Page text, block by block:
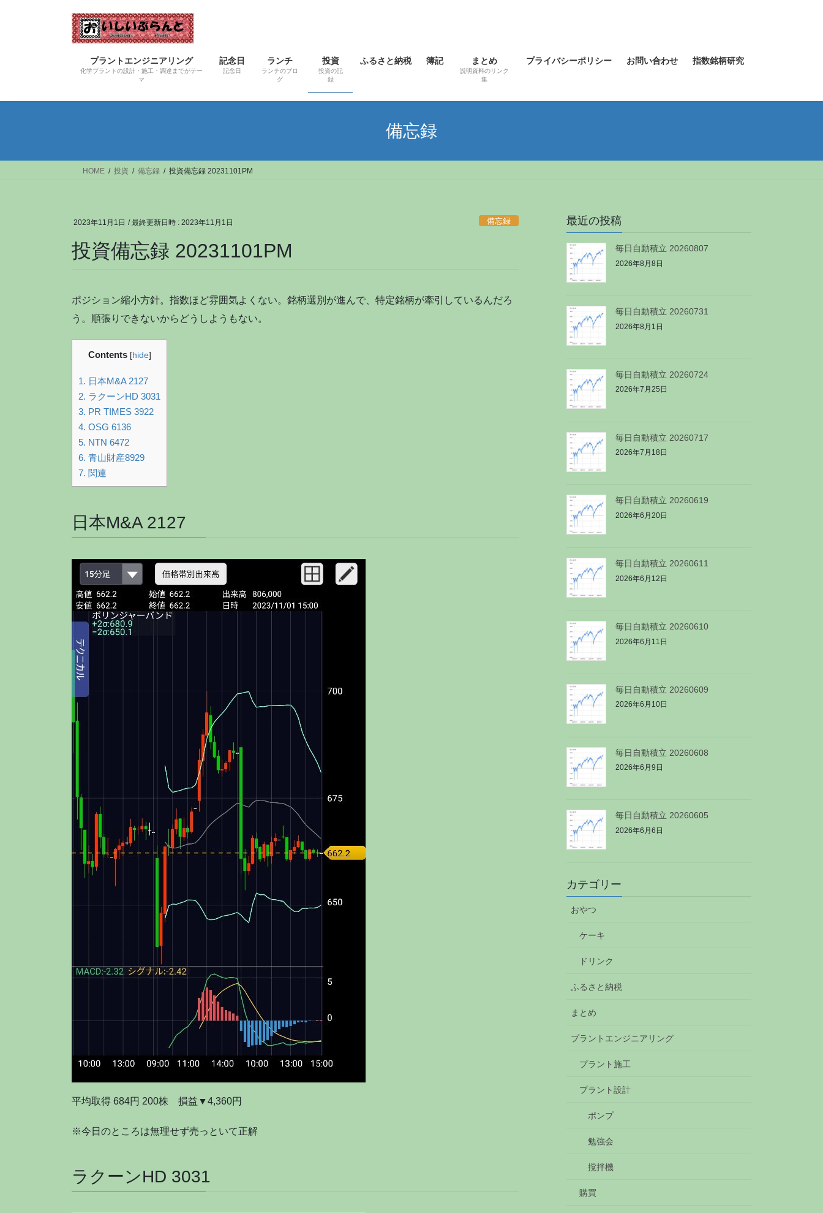
プラントエンジニアリング
化学プラントの設計・施工・調達までがテー
マ
記念日
記念日
ランチ
ランチのブロ
グ
投資
投資の記
録
ふるさと納税 簿記 まとめ
説明資料のリンク
集
プライバシーポリシー お問い合わせ 指数銘柄研究
備忘録
HOME 投資 備忘録 投資備忘録 20231101PM
2023年11月1日 / 最終更新日時 : 2023年11月1日 備忘録
投資備忘録 20231101PM
ポジション縮小方針。指数ほど雰囲気よくない。銘柄選別が進んで、特定銘柄が牽引しているんだろ
う。順張りできないからどうしようもない。
Contents [hide]
1. 日本M&A 2127
2. ラクーンHD 3031
3. PR TIMES 3922
4. OSG 6136
5. NTN 6472
6. 青山財産8929
7. 関連
日本M&A 2127
平均取得 684円 200株 損益▼4,360円
※今日のところは無理せず売っといて正解
ラクーンHD 3031
最近の投稿
毎日自動積立 20260807
2026年8月8日
毎日自動積立 20260731
2026年8月1日
毎日自動積立 20260724
2026年7月25日
毎日自動積立 20260717
2026年7月18日
毎日自動積立 20260619
2026年6月20日
毎日自動積立 20260611
2026年6月12日
毎日自動積立 20260610
2026年6月11日
毎日自動積立 20260609
2026年6月10日
毎日自動積立 20260608
2026年6月9日
毎日自動積立 20260605
2026年6月6日
カテゴリー
おやつ
ケーキ
ドリンク
ふるさと納税
まとめ
プラントエンジニアリング
プラント施工
プラント設計
ポンプ
勉強会
撹拌機
購買